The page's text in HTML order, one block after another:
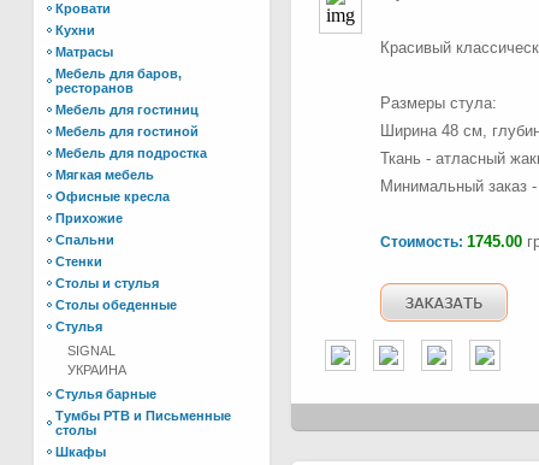
Кровати
Кухни
Матрасы
Мебель для баров,
ресторанов
Мебель для гостиниц
Мебель для гостиной
Мебель для подростка
Мягкая мебель
Офисные кресла
Прихожие
Спальни
Стенки
Столы и стулья
Столы обеденные
Стулья
SIGNAL
УКРАИНА
Стулья барные
Тумбы РТВ и Письменные
столы
Шкафы
Красивый
Размеры стула:
Ширина 48 см,
Ткань - атласный
Минимальный заказ
Стоимость: 1745.00